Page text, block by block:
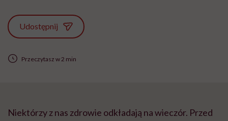
Udostępnij
Przeczytasz w 2 min
Niektórzy z nas zdrowie odkładają na wieczór. Przed